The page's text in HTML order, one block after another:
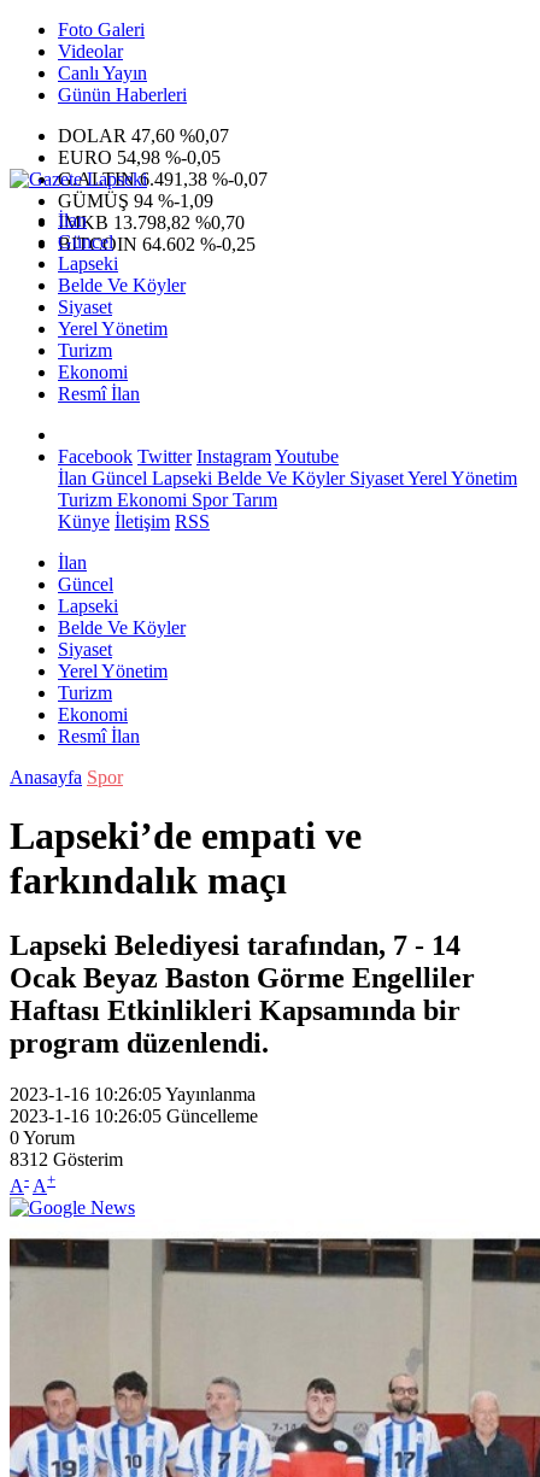
Foto Galeri
Videolar
Canlı Yayın
Günün Haberleri
DOLAR 47,60 %0,07
EURO 54,98 %-0,05
G.ALTIN6.491,38 %-0,07
GÜMÜŞ 94 %-1,09
IMKB 13.798,82 %0,70
BITCOIN 64.602 %-0,25
İlan
Güncel
Lapseki
Belde Ve Köyler
Siyaset
Yerel Yönetim
Turizm
Ekonomi
Resmî İlan
Facebook Twitter InstagramYoutube
İlan Güncel Lapseki Belde Ve KöylerSiyasetYerel Yönetim
Turizm Ekonomi SporTarım
Künye İletişim RSS
İlan
Güncel
Lapseki
Belde Ve Köyler
Siyaset
Yerel Yönetim
Turizm
Ekonomi
Resmî İlan
Anasayfa Spor
Lapseki’de empati ve
farkındalık maçı
Lapseki Belediyesi tarafından, 7 - 14
Ocak Beyaz Baston Görme Engelliler
Haftası Etkinlikleri Kapsamında bir
program düzenlendi.
2023-1-16 10:26:05Yayınlanma
2023-1-16 10:26:05 Güncelleme
0Yorum
8312 Gösterim
A- A+